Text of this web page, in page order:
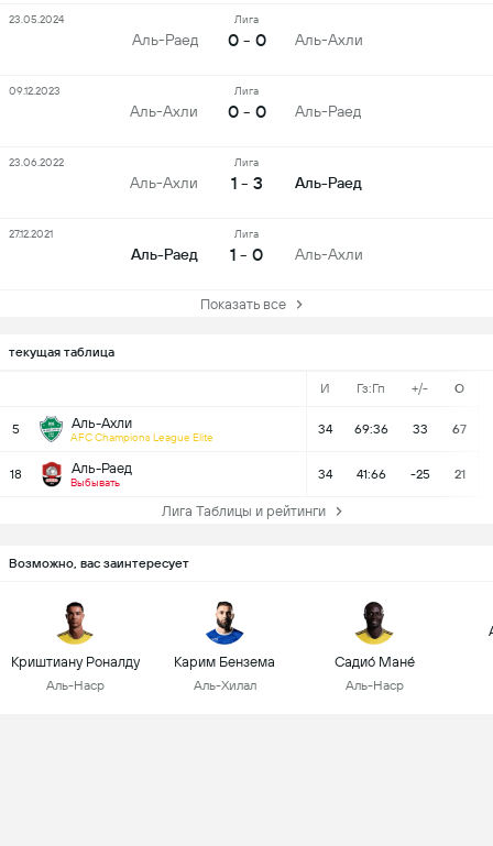
текущая таблица
И Гз:Гп +/- О
5 Аль-Ахли
AFC Champions League Elite
34 69:36 33 67
18 Аль-Раед
Выбывать
34 41:66 -25 21
Лига Таблицы и рейтинги
Аль-Раед
Лига
0 - 0 Аль-Ахли
23.05.2024
Аль-Ахли
Лига
0 - 0 Аль-Раед
09.12.2023
Аль-Ахли
Лига
1 - 3 Аль-Раед
23.06.2022
Аль-Раед
Лига
1 - 0 Аль-Ахли
27.12.2021
Показать все
Возможно, вас заинтересует
Криштиану Роналду
Аль-Наср
Карим Бензема
Аль-Хилал
Садио́ Мане́
Аль-Наср